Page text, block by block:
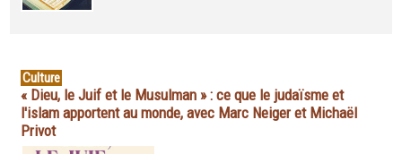
Culture
« Dieu, le Juif et le Musulman » : ce que le judaïsme et
l'islam apportent au monde, avec Marc Neiger et Michaël
Privot